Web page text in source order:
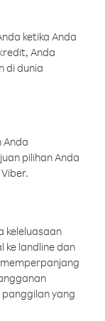
ketika Anda
Anda
di dunia
Anda
pilihan Anda
keleluasaan
ke landline dan
yang